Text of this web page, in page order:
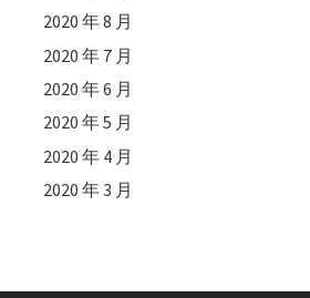
2020 年 8 月
2020 年 7 月
2020 年 6 月
2020 年 5 月
2020 年 4 月
2020 年 3 月